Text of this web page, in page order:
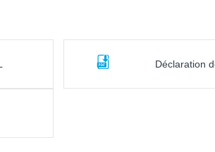
Déclaration